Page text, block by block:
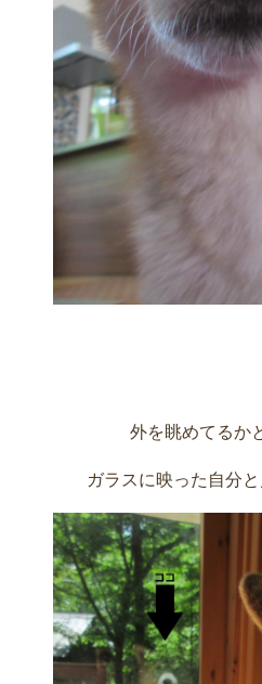
外を眺めてるか
ガラスに映った自分と